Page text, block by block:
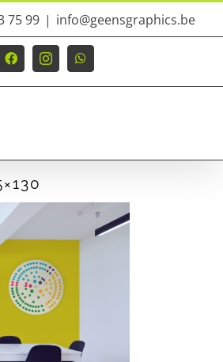
75 99 | info@geensgraphics.be
FacebookInstagramWhatsApp